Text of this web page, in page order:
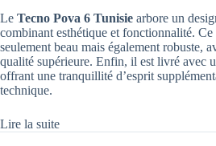
Le Tecno Pova 6 Tunisie arbore un
combinant esthétique et fonctionnalité. Ce
seulement beau mais également robuste,
qualité supérieure. Enfin, il est livré avec
offrant une tranquillité d’esprit
technique.
Lire la suite